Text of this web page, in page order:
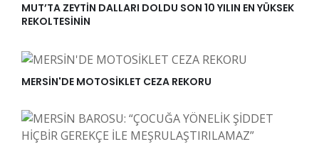
MUT’TA ZEYTİN DALLARI DOLDU SON 10 YILIN EN YÜKSEK
REKOLTESİNİN
MERSİN'DE MOTOSİKLET CEZA REKORU